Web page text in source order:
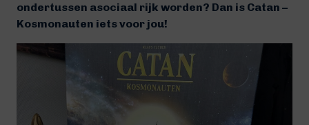
ondertussen asociaal rijk worden? Dan is Catan –
Kosmonauten iets voor jou!